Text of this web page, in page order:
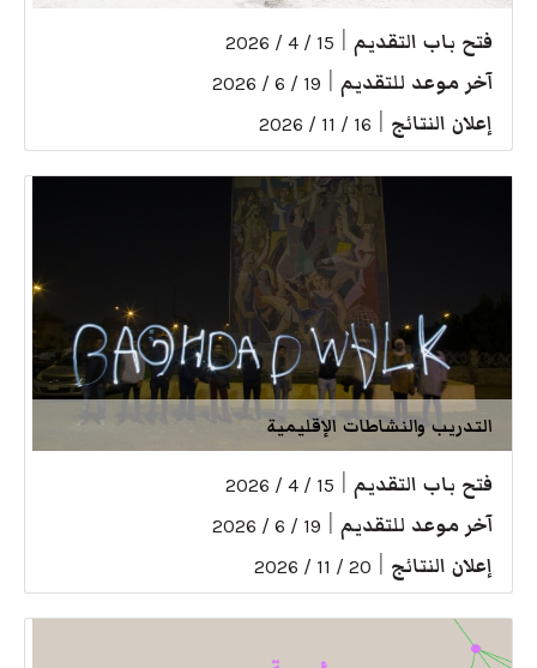
فتح باب التقديم 15 / 4 / 2026
آخر موعد للتقديم 19 / 6 / 2026
إعلان النتائج 16 / 11 / 2026
التدريب والنشاطات الإقليمية
فتح باب التقديم 15 / 4 / 2026
آخر موعد للتقديم 19 / 6 / 2026
إعلان النتائج 20 / 11 / 2026